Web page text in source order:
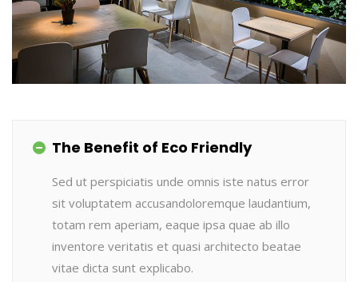
The Benefit of Eco Friendly
Sed ut perspiciatis unde omnis iste natus error
sit voluptatem accusandoloremque laudantium,
totam rem aperiam, eaque ipsa quae ab illo
inventore veritatis et quasi architecto beatae
vitae dicta sunt explicabo.